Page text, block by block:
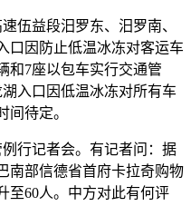
伍益段汨罗东、汨罗南、
口因防止低温冰冻对客运车
和7座以包车实行交通管
入口因低温冰冻对所有车
间待定。
行记者会。有记者问：据
南部信德省首府卡拉奇购物
至60人。中方对此有何评